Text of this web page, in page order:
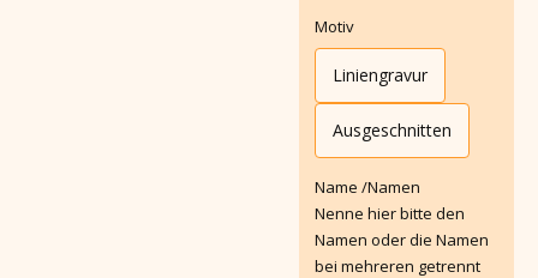
Motiv
Liniengravur
Ausgeschnitten
Name /Namen
Nenne hier bitte den
Namen oder die Namen
bei mehreren getrennt